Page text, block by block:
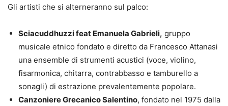
Gli artisti che si alterneranno sul palco:
Sciacuddhuzzi feat Emanuela Gabrieli, gruppo
musicale etnico fondato e diretto da Francesco Attanasi
una ensemble di strumenti acustici (voce, violino,
fisarmonica, chitarra, contrabbasso e tamburello a
sonagli) di estrazione prevalentemente popolare.
Canzoniere Grecanico Salentino, fondato nel 1975 dalla